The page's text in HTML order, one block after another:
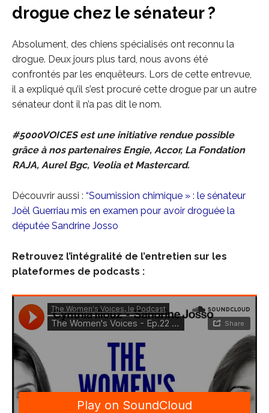
drogue chez le sénateur ?
Absolument, des chiens spécialisés ont reconnu la
drogue. Deux jours plus tard, nous avons été
confrontés par les enquêteurs. Lors de cette entrevue,
il a expliqué qu’il s’est procuré cette drogue par un autre
sénateur dont il n’a pas dit le nom.
#5000VOICESest une initiative rendue possible
grâce à nos partenaires Engie, Accor, La Fondation
RAJA, Aurel Bgc, VeoliaetMastercard.
Découvrir aussi : “Soumission chimique » : le sénateur
Joël Guerriau mis en examen pour avoir droguée la
députée Sandrine Josso
Retrouvez l’intégralité de l’entretien sur les
plateformes de podcasts :